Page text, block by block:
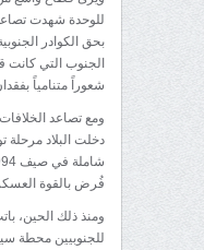
للوحدة شهدت
بحق الكوادر
الجنوب التي كانت
شعوراً متنامياً
ومع تصاعد
دخلت البلاد مرحلة
فُرض بالقوة
ومنذ ذلك الحين،
للجنوبيين محطة